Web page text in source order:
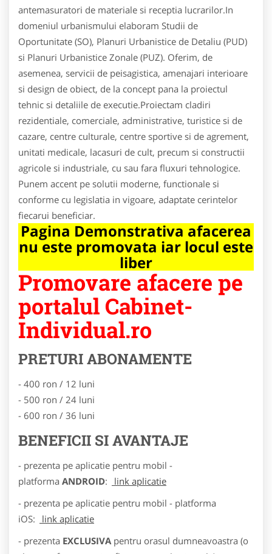
antemasuratori de materiale si receptia lucrarilor.In
domeniul urbanismului elaboram Studii de
Oportunitate (SO), Planuri Urbanistice de Detaliu (PUD)
si Planuri Urbanistice Zonale (PUZ). Oferim, de
asemenea, servicii de peisagistica, amenajari interioare
si design de obiect, de la concept pana la proiectul
tehnic si detaliile de executie.Proiectam cladiri
rezidentiale, comerciale, administrative, turistice si de
cazare, centre culturale, centre sportive si de agrement,
unitati medicale, lacasuri de cult, precum si constructii
agricole si industriale, cu sau fara fluxuri tehnologice.
Punem accent pe solutii moderne, functionale si
conforme cu legislatia in vigoare, adaptate cerintelor
fiecarui beneficiar.
Pagina Demonstrativa afacerea
nu este promovata iar locul este
liber
Promovare afacere pe
portalul Cabinet-
Individual.ro
PRETURI ABONAMENTE
- 400 ron / 12 luni
- 500 ron / 24 luni
- 600 ron / 36 luni
BENEFICII SI AVANTAJE
- prezenta pe aplicatie pentru mobil -
platforma ANDROID:
link aplicatie
- prezenta pe aplicatie pentru mobil - platforma
iOS:
link aplicatie
- prezenta EXCLUSIVA pentru orasul dumneavoastra (o